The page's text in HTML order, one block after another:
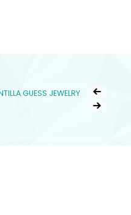
GUESS JEWELRY